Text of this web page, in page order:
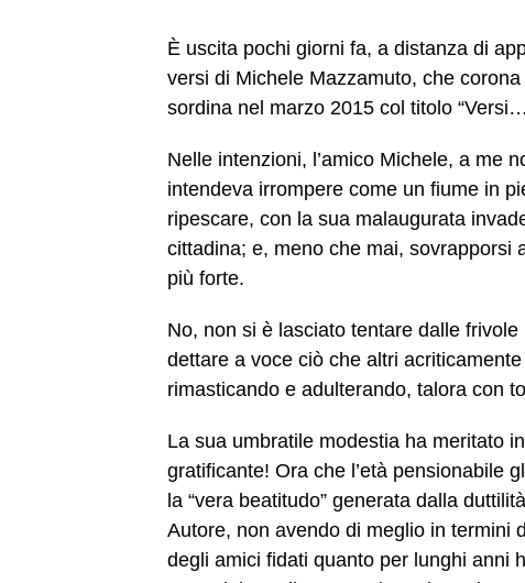
È uscita pochi giorni fa, a distanza di
versi di Michele Mazzamuto, che
sordina nel marzo 2015 col titolo
Nelle intenzioni, l’amico Michele, a me
intendeva irrompere come un fiume in
ripescare, con la sua malaugurata
cittadina; e, meno che mai, sovrapporsi
più forte.
No, non si è lasciato tentare dalle
dettare a voce ciò che altri
rimasticando e adulterando, talora con
La sua umbratile modestia ha meritato
gratificante! Ora che l’età pensionabile
la “vera beatitudo” generata dalla
Autore, non avendo di meglio in termini
degli amici fidati quanto per lunghi anni